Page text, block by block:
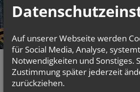
KONTAKT
Auf unserer Webseite werden
für Social Media, Analyse,
Notwendigkeiten und Sonstiges.
Zustimmung später jederzeit
zurückziehen.